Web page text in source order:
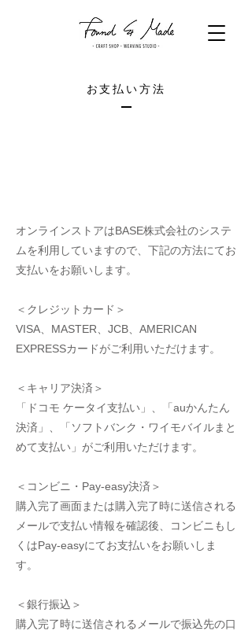
お支払い方法
オンラインストアはBASE株式会社のシステ
ムを利用していますので、下記の方法にてお
支払いをお願いします。
＜クレジットカード＞
VISA、MASTER、JCB、AMERICAN
EXPRESSカードがご利用いただけます。
＜キャリア決済＞
「ドコモ ケータイ支払い」、「auかんたん
決済」、「ソフトバンク・ワイモバイルまと
めて支払い」がご利用いただけます。
＜コンビニ・Pay-easy決済＞
購入完了画面または購入完了時に送信される
メールで支払い情報を確認後、コンビニもし
くはPay-easyにてお支払いをお願いしま
す。
＜銀行振込 ＞
購入完了時に送信されるメールで振込先の口